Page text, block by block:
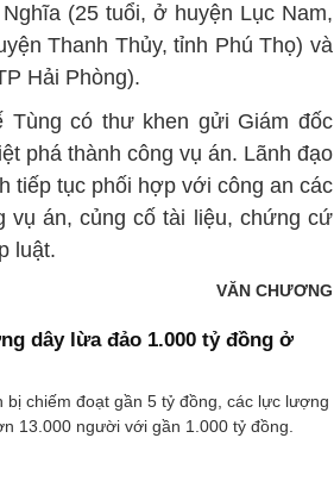
(25 tuổi, ở huyện Lục Nam,
Thanh Thủy, tỉnh Phú Thọ) và
Hải Phòng).
Tùng có thư khen gửi Giám đốc
phá thành công vụ án. Lãnh đạo
tiếp tục phối hợp với công an các
vụ án, củng cố tài liệu, chứng cứ
luật.
VĂN CHƯƠNG
dây lừa đảo 1.000 tỷ đồng ở
chiếm đoạt gần 5 tỷ đồng, các lực lượng
13.000 người với gần 1.000 tỷ đồng.